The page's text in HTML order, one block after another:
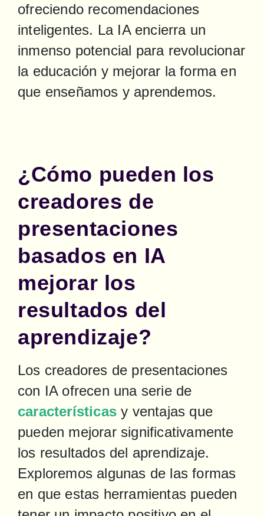
ofreciendo recomendaciones
inteligentes. La IA encierra un
inmenso potencial para revolucionar
la educación y mejorar la forma en
que enseñamos y aprendemos.
¿Cómo pueden los
creadores de
presentaciones
basados en IA
mejorar los
resultados del
aprendizaje?
Los creadores de presentaciones
características y ventajas que
pueden mejorar significativamente
los resultados del aprendizaje.
Exploremos algunas de las formas
en que estas herramientas pueden